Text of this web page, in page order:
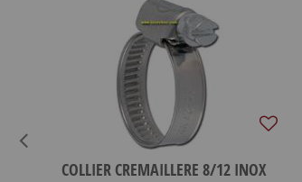
COLLIER CREMAILLERE 8/12 INOX